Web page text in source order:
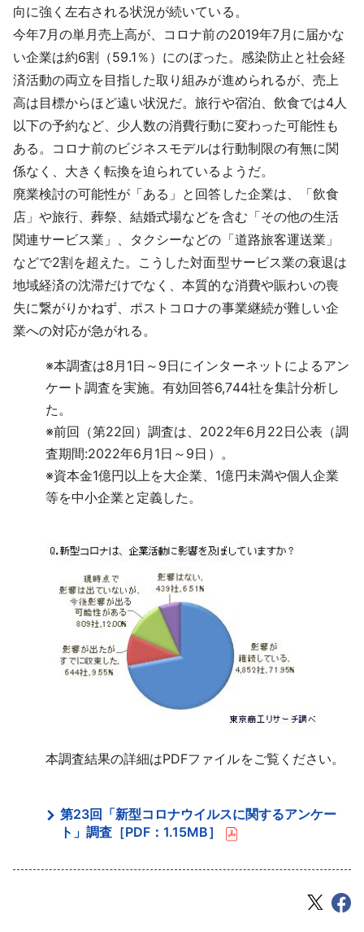
向に強く左右される状況が続いている。
今年7月の単月売上高が、コロナ前の2019年7月に届かな
い企業は約6割（59.1％）にのぼった。感染防止と社会経
済活動の両立を目指した取り組みが進められるが、売上
高は目標からほど遠い状況だ。旅行や宿泊、飲食では4人
以下の予約など、少人数の消費行動に変わった可能性も
ある。コロナ前のビジネスモデルは行動制限の有無に関
係なく、大きく転換を迫られているようだ。
廃業検討の可能性が「ある」と回答した企業は、「飲食
店」や旅行、葬祭、結婚式場などを含む「その他の生活
関連サービス業」、タクシーなどの「道路旅客運送業」
などで2割を超えた。こうした対面型サービス業の衰退は
地域経済の沈滞だけでなく、本質的な消費や賑わいの喪
失に繋がりかねず、ポストコロナの事業継続が難しい企
業への対応が急がれる。
※本調査は8月1日～9日にインターネットによるアン
ケート調査を実施。有効回答6,744社を集計分析し
た。
※前回（第22回）調査は、2022年6月22日公表（調
査期間:2022年6月1日～9日）。
※資本金1億円以上を大企業、1億円未満や個人企業
等を中小企業と定義した。
本調査結果の詳細はPDFファイルをご覧ください。
第23回「新型コロナウイルスに関するアンケー
ト」調査［PDF：1.15MB］